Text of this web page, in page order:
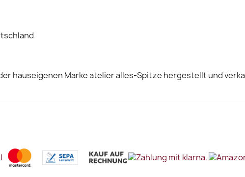
hauseigenen Marke atelier alles-Spitze hergestellt und